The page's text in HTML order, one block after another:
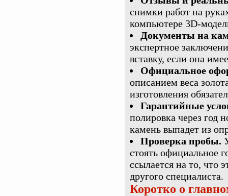
снимки работ на
компьютере 3D-
Документы на
экспертное
вставку, если она
Официальное
описанием веса
изготовления
Гарантийные
полировка через год
камень выпадет из
Проверка пробы.
стоять официальное
ссылается на то, что
другого специалиста.
Коротко о